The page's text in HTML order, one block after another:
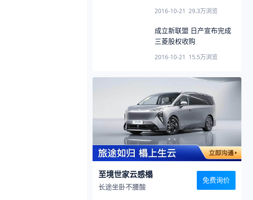
2016-10-21 29.3万浏览
成立新联盟 日产宣布完成
三菱股权收购
2016-10-21 15.5万浏览
至境世家云感榻
长途坐卧不腰酸
免费询价